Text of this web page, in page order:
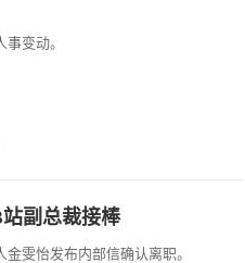
变动。
副总裁接棒
雯怡发布内部信确认离职。